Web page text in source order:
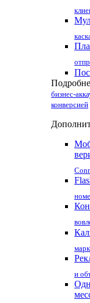
бизнес-
конверсией
и